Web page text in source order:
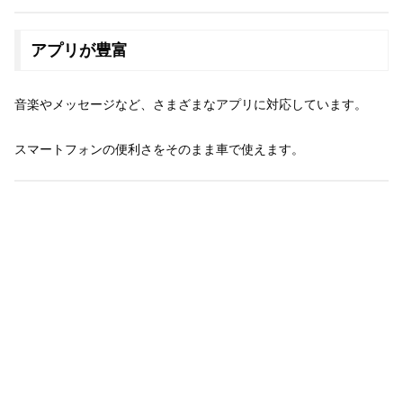
アプリが豊富
音楽やメッセージなど、さまざまなアプリに対応しています。
スマートフォンの便利さをそのまま車で使えます。